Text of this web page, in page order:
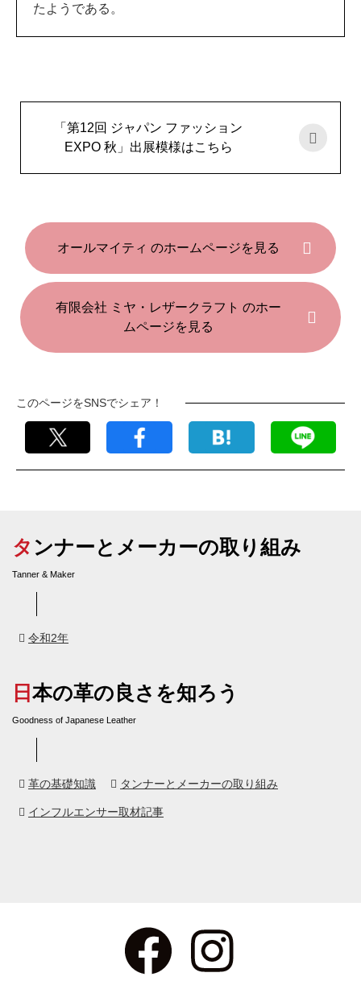
たようである。
「第12回 ジャパン ファッション
EXPO 秋」出展模様はこちら
オールマイティ のホームページを見る
有限会社 ミヤ・レザークラフト のホー
ムページを見る
このページをSNSでシェア！
タンナーとメーカーの取り組み
Tanner & Maker
令和2年
日本の革の良さを知ろう
Goodness of Japanese Leather
革の基礎知識 タンナーとメーカーの取り組み
インフルエンサー取材記事